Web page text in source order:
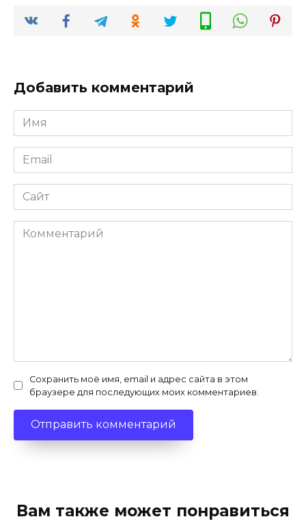
Добавить комментарий
Имя
*
Email
*
Сайт
Комментарий
Сохранить моё имя, email и адрес сайта в этом
браузере для последующих моих комментариев.
Вам также может понравиться